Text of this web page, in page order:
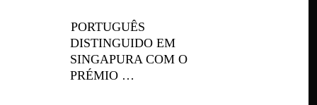
PORTUGUÊS
DISTINGUIDO EM
SINGAPURA COM O
PRÉMIO …